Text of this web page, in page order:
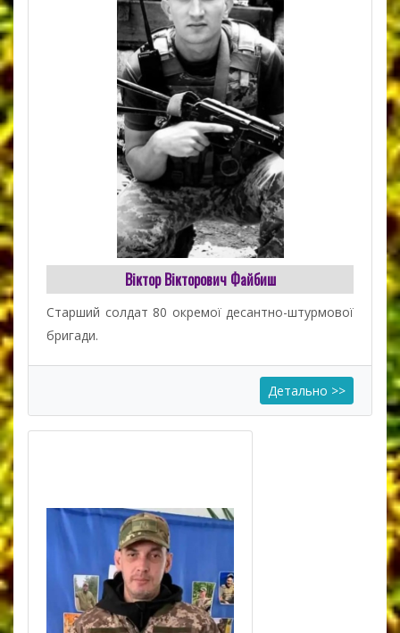
Віктор Вікторович Файбиш
Старший солдат 80 окремої десантно-штурмової
бригади.
Детально >>